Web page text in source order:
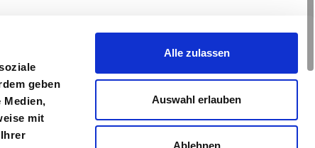
geben
Medien,
mit
Alle zulassen
Auswahl erlauben
Ablehnen